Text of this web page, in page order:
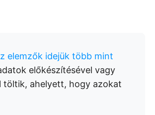
elemzők idejük több mint
előkészítésével vagy
töltik, ahelyett, hogy azokat